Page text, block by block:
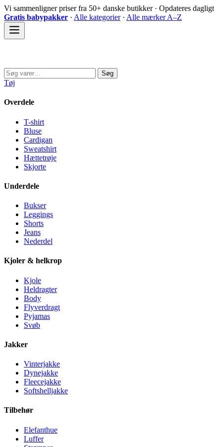
Spring
til
indhold
Vi sammenligner priser fra 50+ danske butikker · Opdateres dagligt
Gratis babypakker · Alle kategorier· Alle mærker A–Z
Søg
efter:
Søg
Tøj
Overdele
T-shirt
Bluse
Cardigan
Sweatshirt
Hættetrøje
Skjorte
Underdele
Bukser
Leggings
Shorts
Jeans
Nederdel
Kjoler & helkrop
Kjole
Heldragter
Body
Flyverdragt
Pyjamas
Svøb
Jakker
Vinterjakke
Dynejakke
Fleecejakke
Softshelljakke
Tilbehør
Elefanthue
Luffer